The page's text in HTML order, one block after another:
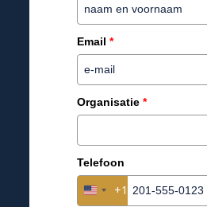
te kiezen als partner
van
Email *
Organisatie *
Telefoon
United States +1
+1